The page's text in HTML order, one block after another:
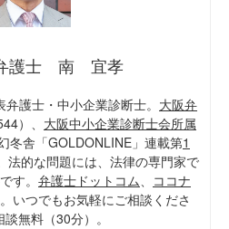
護士 南 宜孝
護士・中小企業診断士。 大阪弁
）、 大阪中小企業診断士会所属
冬舎「GOLDONLINE」連載第1
法的な問題には、法律の専門家で
す。 弁護士ドットコム、 ココナ
いつでもお気軽にご相談くださ
無料（30分）。